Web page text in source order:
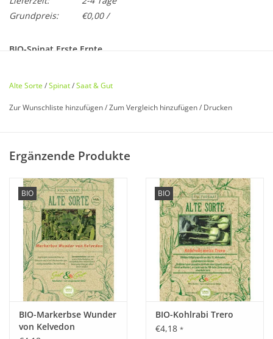
Grundpreis:
€0,00 /
BIO-Spinat Erste Ernte
Historisches Saatgut von Saat & Gut
Entdecken Sie unserenseltenen historischen Spinatwieder,
der fast in Vergessenheit geraten ist!
Das Blattgemüse kam ursprünglich aus Südwestasien im 8.
Jh. nach Europa.
Scharfsamige,robusteund schnell wachsendeKultur-Sorte.
Für den sehr späten Freilandanbau und frühen geschützten
Anbau.
Alte Sorte /Spinat/Saat & Gut
Zur Wunschliste hinzufügen/Zum Vergleich hinzufügen/ Drucken
Ergänzende Produkte
BIO
BIO-Markerbse Wunder
von Kelvedon
BIO
BIO-Kohlrabi Trero
€4,18 *